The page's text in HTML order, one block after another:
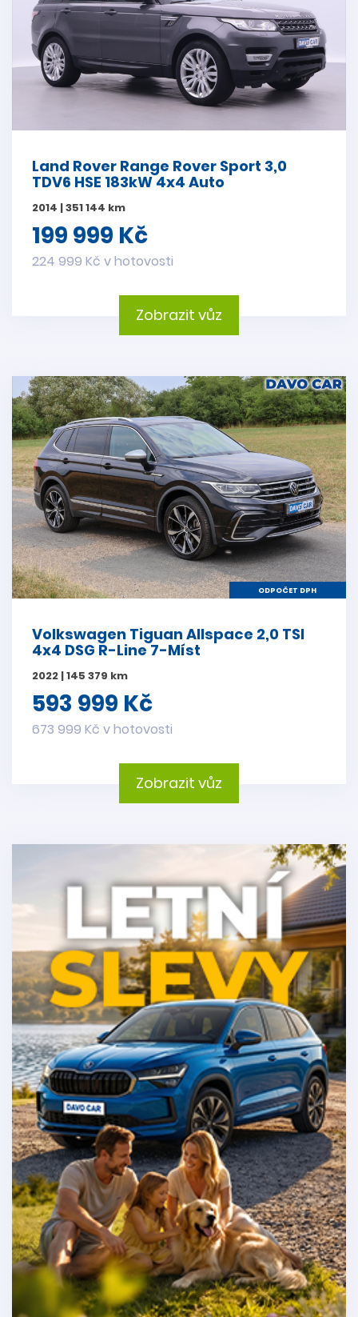
Land Rover Range Rover Sport 3,0
TDV6 HSE 183kW 4x4 Auto
2014 | 351 144 km
199 999 Kč
224 999 Kč v hotovosti
Zobrazit vůz
ODPOČET DPH
Volkswagen Tiguan Allspace 2,0 TSI
4x4 DSG R-Line 7-Míst
2022 | 145 379 km
593 999 Kč
673 999 Kč v hotovosti
Zobrazit vůz